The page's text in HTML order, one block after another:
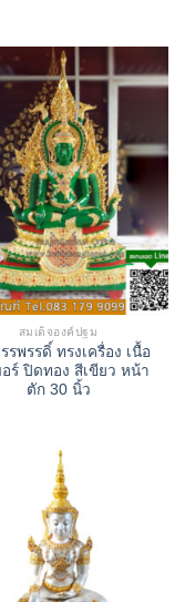
สมเด็จองค์ปฐม
รพรรดิ์ ทรงเครื่อง เนื้อ
อร์ ปิดทอง สีเขียว หน้า
ตัก 30 นิ้ว